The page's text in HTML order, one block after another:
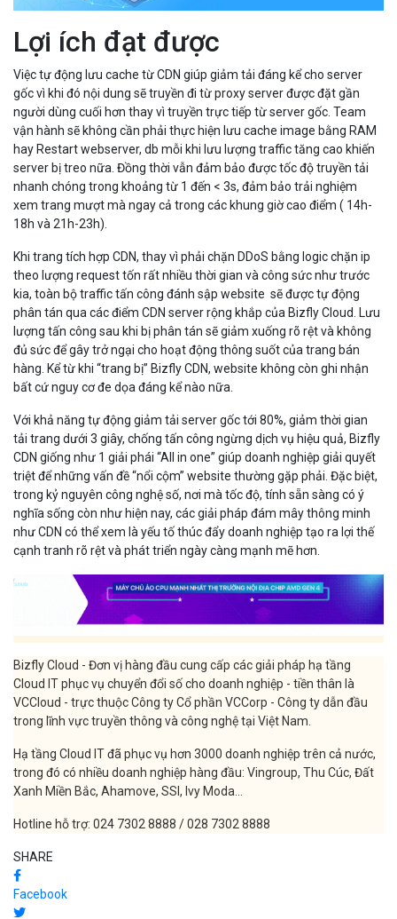
Khi trang tích hợp CDN, thay vì phải chặn DDoS bằng logic chặn ip
theo lượng request tốn rất nhiều thời gian và công sức như trước
kia, toàn bộ traffic tấn công đánh sập website sẽ được tự động
phân tán qua các điểm CDN server rộng khắp của Bizfly Cloud. Lưu
lượng tấn công sau khi bị phân tán sẽ giảm xuống rõ rệt và không
đủ sức để gây trở ngại cho hoạt động thông suốt của trang bán
hàng. Kể từ khi “trang bị” Bizfly CDN, website không còn ghi nhận
bất cứ nguy cơ đe dọa đáng kể nào nữa.
Với khả năng tự động giảm tải server gốc tới 80%, giảm thời gian
tải trang dưới 3 giây, chống tấn công ngừng dịch vụ hiệu quả, Bizfly
CDN giống như 1 giải phái “All in one” giúp doanh nghiệp giải quyết
triệt để những vấn đề “nổi cộm” website thường gặp phải. Đặc biệt,
trong kỷ nguyên công nghệ số, nơi mà tốc độ, tính sẵn sàng có ý
nghĩa sống còn như hiện nay, các giải pháp đám mây thông minh
như CDN có thể xem là yếu tố thúc đẩy doanh nghiệp tạo ra lợi thế
cạnh tranh rõ rệt và phát triển ngày càng mạnh mẽ hơn.
Bizfly Cloud - Đơn vị hàng đầu cung cấp các giải pháp hạ tầng
Cloud IT phục vụ chuyển đổi số cho doanh nghiệp - tiền thân là
VCCloud - trực thuộc Công ty Cổ phần VCCorp - Công ty dẫn đầu
trong lĩnh vực truyền thông và công nghệ tại Việt Nam.
Hạ tầng Cloud IT đã phục vụ hơn 3000 doanh nghiệp trên cả nước,
Xanh Miền Bắc, Ahamove, SSI, Ivy Moda...
Hotline hỗ trợ: 024 7302 8888 / 028 7302 8888
Facebook
Twitter
Bizfly Cloud
BÀI VIẾT LIÊN QUAN
Hạ tầng điện toán đám mây đứng sau thành công của Lotus trong
cuộc...